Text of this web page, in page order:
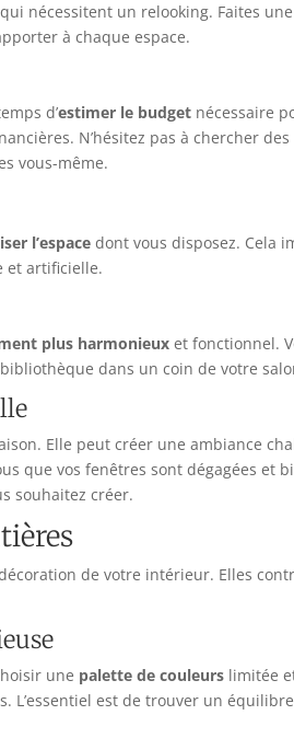
nécessitent un relooking. Faites
à chaque espace.
d’estimer le budgetnécessaire
N’hésitez pas à chercher
vous-même.
l’espacedont vous disposez. Cela
et artificielle.
plus harmonieuxet fonctionnel.
dans un coin de votre
Elle peut créer une ambiance
que vos fenêtres sont dégagées et
souhaitez créer.
de votre intérieur. Elles
une palette de couleurslimitée
L’essentiel est de trouver un